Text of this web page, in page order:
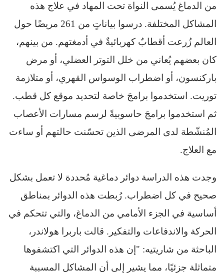
من الدماغ يُسمى النواة تحت المهاد في علاج هذه
المشاكل المختلفة. درسوا بياناتٍ من 261 مريضًا حول
العالم زُرعت أقطابٌ كهربائيةٌ في أدمغتهم. من بينهم،
كان بعضهم يُعاني من خلل التوتر العضلي، أو مرض
باركنسون، أو اضطراب الوسواس القهري، أو متلازمة
توريت. استخدموا برامجَ خاصة لتحديد موقع كل قطب.
ثم استخدموا برامجَ حاسوبيةً لرسم مسارات الأعصاب
المُنشّطة لدى المرضى الذين تحسّنت حالتهم أو ساءت
مع العلاج.
وجدت هذه الدراسة دوائر دماغية مُحددة لا تعمل بشكل
صحيح في كل اضطراب. رُبطت هذه الدوائر بمناطق
أساسية في الجزء الأمامي من الدماغ، والتي تتحكم في
الحركة والاندفاعات والتفكير. قالت باربرا هولاندر،
الباحثة من شاريتيه: "إن هذه الدوائر التي اكتشفوها
متماثلة جزئيًا، مما يشير إلى أن المشاكل المسببة